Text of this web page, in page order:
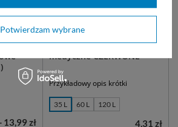
13,99 zł
Worki na odpady
medyczne CZERWONE
Przykładowy opis krótki
35 L 60 L 120 L
4,31 zł
Potwierdzam wybrane